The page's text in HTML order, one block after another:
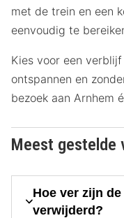
met de trein en een
eenvoudig te
Kies voor een
ontspannen en
bezoek aan Arnhem
Meest gestelde
Hoe ver zijn
verwijderd?